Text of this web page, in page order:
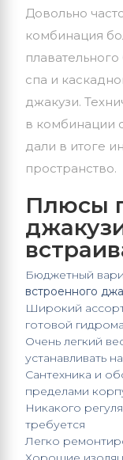
Довольно
комбинация
спа и
джакузи.
в комбинации
дали в итоге
пространство.
Плюсы
Бюджетный
встроенного
Широкий
готовой
Очень легкий
устанавливать
Сантехника и
пределами
Никакого
требуется
Легко